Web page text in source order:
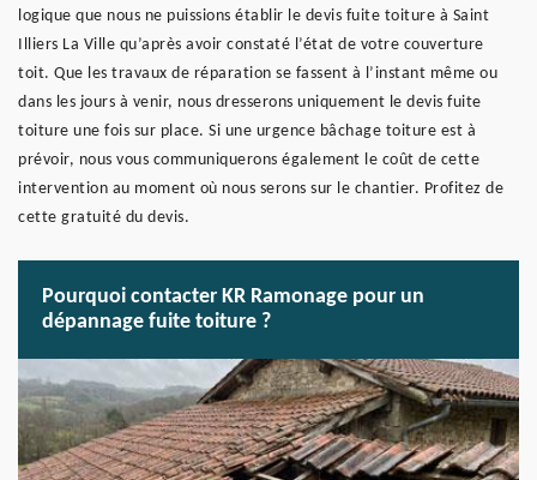
logique que nous ne puissions établir le devis fuite toiture à Saint
Illiers La Ville qu’après avoir constaté l’état de votre couverture
toit. Que les travaux de réparation se fassent à l’instant même ou
dans les jours à venir, nous dresserons uniquement le devis fuite
toiture une fois sur place. Si une urgence bâchage toiture est à
prévoir, nous vous communiquerons également le coût de cette
intervention au moment où nous serons sur le chantier. Profitez de
cette gratuité du devis.
Pourquoi contacter KR Ramonage pour un
dépannage fuite toiture ?